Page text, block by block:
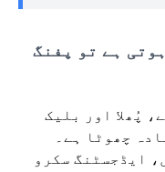
ہے تو پفنگ
پُھلا اور بلیک
چھوٹا ہے۔
ایڈجسٹنگ سکرو